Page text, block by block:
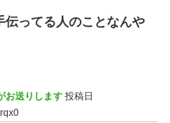
伝ってる人のことなんや
お送りします 投稿日